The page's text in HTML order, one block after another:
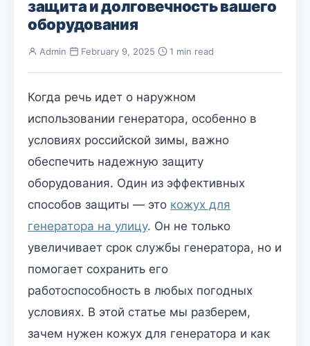
защита и долговечность вашего
оборудования
Admin February 9, 2025 1 min read
Когда речь идет о наружном
использовании генератора, особенно в
условиях российской зимы, важно
обеспечить надежную защиту
оборудования. Один из эффективных
способов защиты — это кожух для
генератора на улицу. Он не только
увеличивает срок службы генератора, но и
помогает сохранить его
работоспособность в любых погодных
условиях. В этой статье мы разберем,
зачем нужен кожух для генератора и как